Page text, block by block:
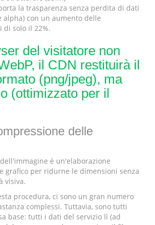
la trasparenza senza perdita di dati
alpha) con un aumento delle
di solo il 22%.
del visitatore non
il CDN restituirà il
(png/jpeg), ma
(ottimizzato per il
delle
è un'elaborazione
grafico per ridurne le dimensioni senza
visiva.
procedura, ci sono un gran numero
complessi. Tuttavia, sono tutti
base: tutti i dati del servizio lì (ad